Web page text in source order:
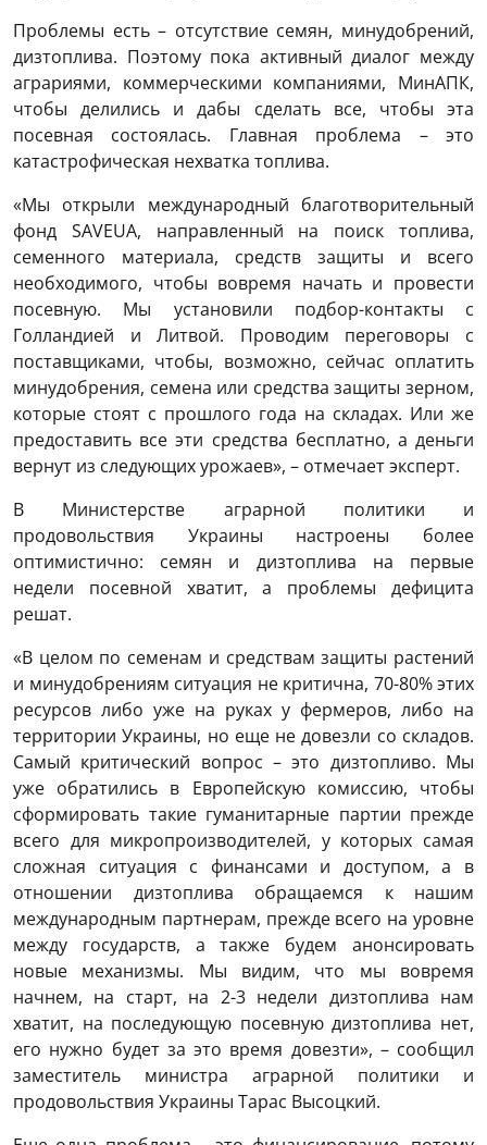
Проблемы есть – отсутствие семян, минудобрений,
дизтоплива. Поэтому пока активный диалог между
аграриями, коммерческими компаниями, МинАПК,
чтобы делились и дабы сделать все, чтобы эта
посевная состоялась. Главная проблема – это
катастрофическая нехватка топлива.
«Мы открыли международный благотворительный
фонд SAVEUA, направленный на поиск топлива,
семенного материала, средств защиты и всего
необходимого, чтобы вовремя начать и провести
посевную. Мы установили подбор-контакты с
Голландией и Литвой. Проводим переговоры с
поставщиками, чтобы, возможно, сейчас оплатить
минудобрения, семена или средства защиты зерном,
которые стоят с прошлого года на складах. Или же
предоставить все эти средства бесплатно, а деньги
вернут из следующих урожаев», – отмечает эксперт.
В Министерстве аграрной политики и
продовольствия Украины настроены более
оптимистично: семян и дизтоплива на первые
недели посевной хватит, а проблемы дефицита
решат.
«В целом по семенам и средствам защиты растений
и минудобрениям ситуация не критична, 70-80% этих
ресурсов либо уже на руках у фермеров, либо на
территории Украины, но еще не довезли со складов.
Самый критический вопрос – это дизтопливо. Мы
уже обратились в Европейскую комиссию, чтобы
сформировать такие гуманитарные партии прежде
всего для микропроизводителей, у которых самая
сложная ситуация с финансами и доступом, а в
отношении дизтоплива обращаемся к нашим
международным партнерам, прежде всего на уровне
между государств, а также будем анонсировать
новые механизмы. Мы видим, что мы вовремя
начнем, на старт, на 2-3 недели дизтоплива нам
хватит, на последующую посевную дизтоплива нет,
его нужно будет за это время довезти», – сообщил
заместитель министра аграрной политики и
продовольствия Украины Тарас Высоцкий.